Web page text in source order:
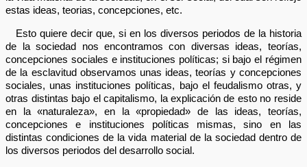
estas ideas, teorias, concepciones, etc.
Esto quiere decir que, si en los diversos periodos de la historia
de la sociedad nos encontramos con diversas ideas, teorías,
concepciones sociales e instituciones políticas; si bajo el régimen
de la esclavitud observamos unas ideas, teorías y concepciones
sociales, unas instituciones políticas, bajo el feudalismo otras, y
otras distintas bajo el capitalismo, la explicación de esto no reside
en la «naturaleza», en la «propiedad» de las ideas, teorías,
concepciones e instituciones políticas mismas, sino en las
distintas condiciones de la vida material de la sociedad dentro de
los diversos periodos del desarrollo social.